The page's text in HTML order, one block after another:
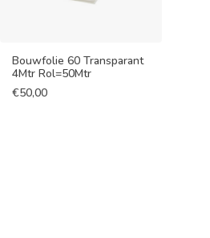
Bouwfolie 60 Transparant
4Mtr Rol=50Mtr
€50,00